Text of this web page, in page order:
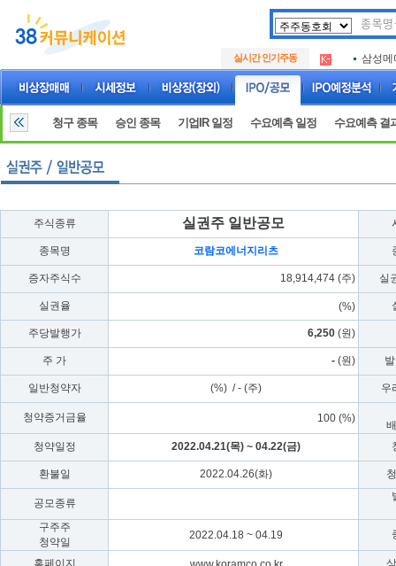
실시간 인기주동
.
두나무
삼성메
.
두나무
루켄테
청구 종목 승인 종목 기업IR 일정 수요예측 일정 수요예측 결
주식종류 실권주 일반공모
종목명 코람코에너지리츠
증자주식수 18,914,474 (주) 실
실권율 (%)
주당발행가 6,250 (원)
주 가 - (원)
일반청약자 (%) / - (주) 우
청약증거금율 100 (%)
청약일정
2022.04.21(목) ~ 04.22(금)
환불일 2022.04.26(화)
공모종류
구주주
청약일
2022.04.18 ~ 04.19
홈페이지